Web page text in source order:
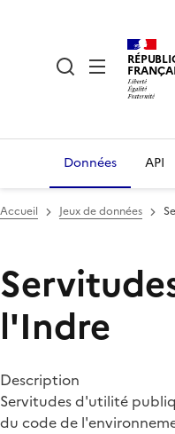
Données API
Accueil Jeux de données
l'Indre
Description
Servitudes d'utilité
du code de